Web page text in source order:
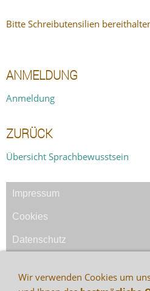
Bitte Schreibutensilien
ANMELDUNG
Anmeldung
ZURÜCK
Übersicht Sprachbewusstsein
Impressum
Cookies
Datenschutz
Wir verwenden Cookies um